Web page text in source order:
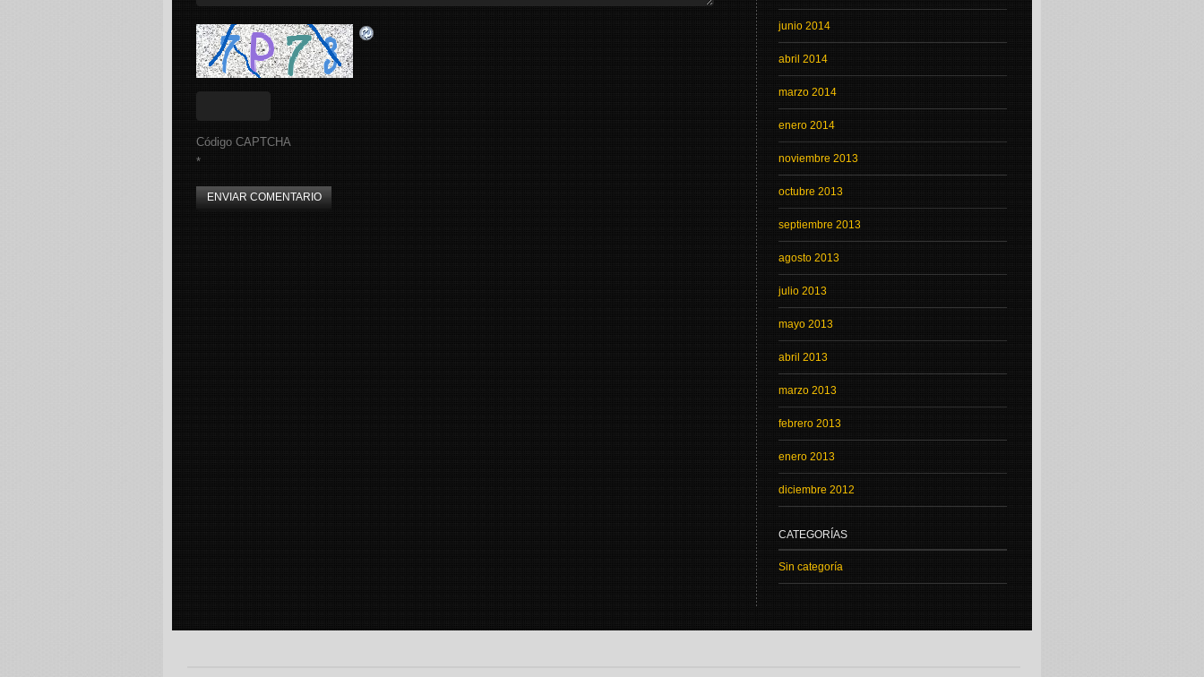
Código CAPTCHA
*
junio 2014
abril 2014
marzo 2014
enero 2014
noviembre 2013
octubre 2013
septiembre 2013
agosto 2013
julio 2013
mayo 2013
abril 2013
marzo 2013
febrero 2013
enero 2013
diciembre 2012
CATEGORÍAS
Sin categoría